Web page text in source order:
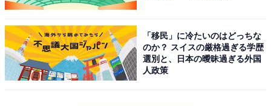
「移民」に冷たいのはどっちな
のか？ スイスの厳格過ぎる学歴
選別と、日本の曖昧過ぎる外国
人政策